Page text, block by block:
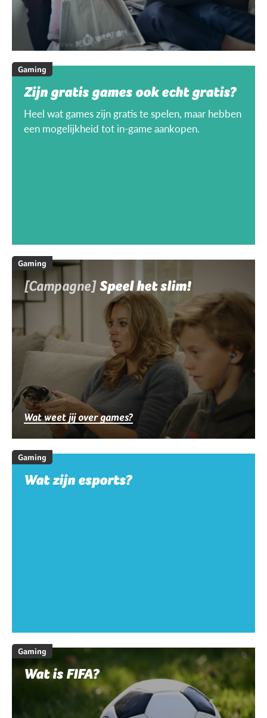
Gaming
Zijn gratis games ook echt gratis?
Heel wat games zijn gratis te spelen, maar hebben
een mogelijkheid tot in-game aankopen.
Gaming
[Campagne]Speel het slim!
Wat weet jij over games?
Gaming
Wat zijn esports?
Gaming
Wat is FIFA?